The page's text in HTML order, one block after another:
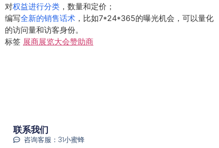
对权益进行分类 ，数量和定价；
编写全新的销售话术 ，比如7*24*365的曝光机会，可以量化
的访问量和访客身份。
标签 展商展览大会赞助商
联系我们
咨询客服：31小蜜蜂